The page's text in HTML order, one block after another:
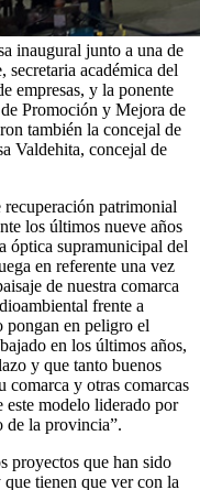
inaugural junto a una de
secretaria académica del
empresas, y la ponente
Promoción y Mejora de
también la concejal de
Valdehita, concejal de
patrimonial
los últimos nueve años
óptica supramunicipal del
en referente una vez
de nuestra comarca
frente a
pongan en peligro el
en los últimos años,
y que tanto buenos
comarca y otras comarcas
este modelo liderado por
de la provincia”.
proyectos que han sido
tienen que ver con la